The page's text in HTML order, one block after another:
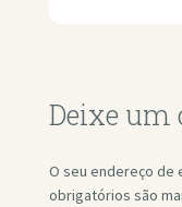
Deixe um
O seu endereço de
obrigatórios são